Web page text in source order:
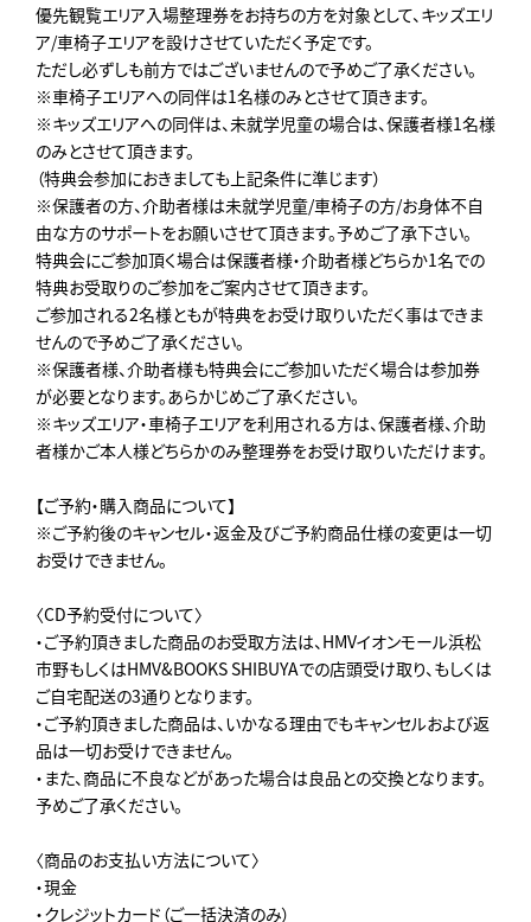
優先観覧エリア入場整理券をお持ちの方を対象として、キッズエリ
ア/車椅子エリアを設けさせていただく予定です。
ただし必ずしも前方ではございませんので予めご了承ください。
※車椅子エリアへの同伴は1名様のみとさせて頂きます。
※キッズエリアへの同伴は、未就学児童の場合は、保護者様1名様
のみとさせて頂きます。
（特典会参加におきましても上記条件に準じます）
※保護者の方、介助者様は未就学児童/車椅子の方/お身体不自
由な方のサポートをお願いさせて頂きます。予めご了承下さい。
特典会にご参加頂く場合は保護者様・介助者様どちらか1名での
特典お受取りのご参加をご案内させて頂きます。
ご参加される2名様ともが特典をお受け取りいただく事はできま
せんので予めご了承ください。
※保護者様、介助者様も特典会にご参加いただく場合は参加券
が必要となります。あらかじめご了承ください。
※キッズエリア・車椅子エリアを利用される方は、保護者様、介助
者様かご本人様どちらかのみ整理券をお受け取りいただけます。
【ご予約・購入商品について】
※ご予約後のキャンセル・返金及びご予約商品仕様の変更は一切
お受けできません。
〈CD予約受付について〉
・ご予約頂きました商品のお受取方法は、HMVイオンモール浜松
市野もしくはHMV&BOOKS SHIBUYAでの店頭受け取り、もしくは
ご自宅配送の3通りとなります。
・ご予約頂きました商品は、いかなる理由でもキャンセルおよび返
品は一切お受けできません。
・また、商品に不良などがあった場合は良品との交換となります。
予めご了承ください。
〈商品のお支払い方法について〉
・現金
・クレジットカード（ご一括決済のみ）